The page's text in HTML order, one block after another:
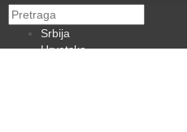
Srbija
Hrvatska